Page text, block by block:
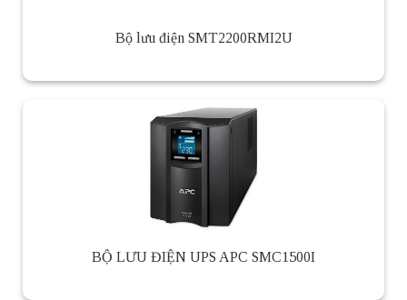
Bộ lưu điện SMT2200RMI2U
BỘ LƯU ĐIỆN UPS APC SMC1500I